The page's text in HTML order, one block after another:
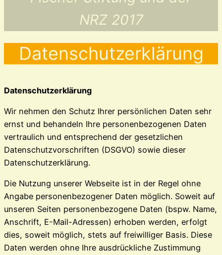
NRZ 2017
Datenschutzerklärung
Datenschutzerklärung
Wir nehmen den Schutz Ihrer persönlichen Daten sehr
ernst und behandeln Ihre personenbezogenen Daten
vertraulich und entsprechend der gesetzlichen
Datenschutzvorschriften (DSGVO) sowie dieser
Datenschutzerklärung.
Die Nutzung unserer Webseite ist in der Regel ohne
Angabe personenbezogener Daten möglich. Soweit auf
unseren Seiten personenbezogene Daten (bspw. Name,
Anschrift, E-Mail-Adressen) erhoben werden, erfolgt
dies, soweit möglich, stets auf freiwilliger Basis. Diese
Daten werden ohne Ihre ausdrückliche Zustimmung